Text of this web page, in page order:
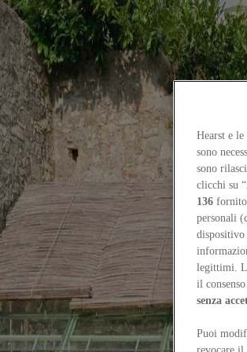
villas put to the testElisabetta Canepa,
Hearst e
sono
sono
clicchi su “
136
personali
dispositivo
legittimi.
il
senza
Puoi